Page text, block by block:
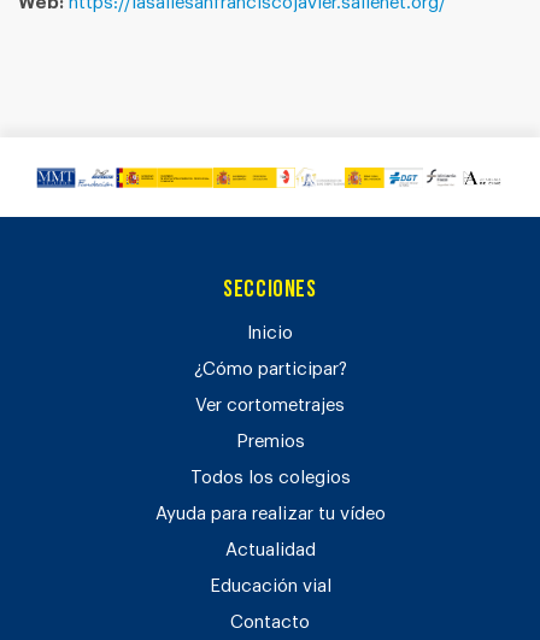
Secciones
Inicio
¿Cómo participar?
Ver cortometrajes
Premios
Todos los colegios
Ayuda para realizar tu vídeo
Actualidad
Educación vial
Contacto